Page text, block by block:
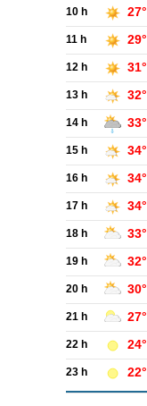
10 h 27°
11 h 29°
12 h 31°
13 h 32°
14 h 33°
15 h 34°
16 h 34°
17 h 34°
18 h 33°
19 h 32°
20 h 30°
21 h 27°
22 h 24°
23 h 22°